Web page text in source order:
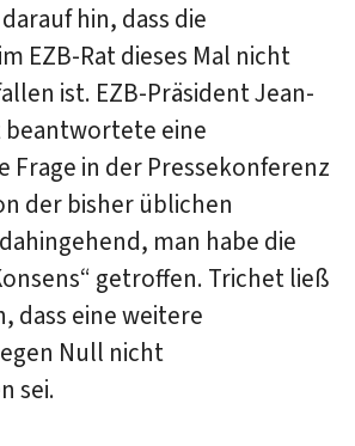
hin, dass die
EZB-Rat dieses Mal nicht
ist. EZB-Präsident Jean-
beantwortete eine
Frage in der Pressekonferenz
der bisher üblichen
man habe die
getroffen. Trichet ließ
dass eine weitere
Null nicht
sei.